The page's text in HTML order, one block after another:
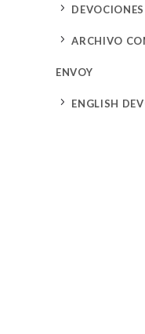
5
5 ARCHIVO
ENVOY
5 ENGLISH